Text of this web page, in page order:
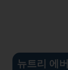
뉴트리 에